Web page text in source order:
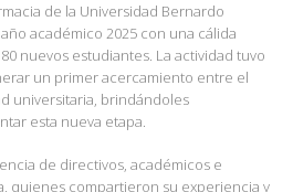
de la Universidad Bernardo
año académico 2025 con una cálida
nuevos estudiantes. La actividad tuvo
un primer acercamiento entre el
universitaria, brindándoles
esta nueva etapa.
de directivos, académicos e
quienes compartieron su experiencia y